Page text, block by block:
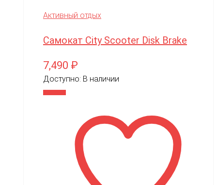
Активный отдых
Самокат City Scooter Disk Brake
7,490 ₽
Доступно: В наличии